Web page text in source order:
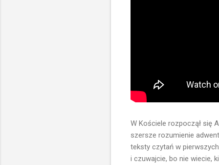
W Kościele rozpoczął się
szersze rozumienie
teksty czytań w
i czuwajcie, bo nie wiecie,